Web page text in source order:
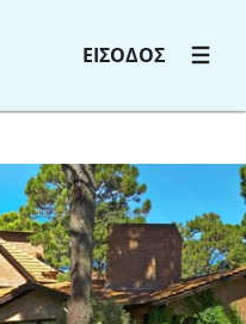
ΕΙΣΟΔΟΣ